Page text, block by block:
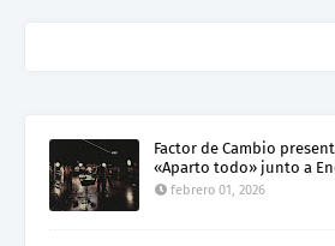
Factor de Cambio
«Aparto todo» junto a
febrero 01, 2026